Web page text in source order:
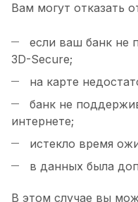
Вам могут отказать
если ваш банк не
3D-Secure;
на карте
банк не
интернете;
истекло время
в данных была
В этом случае вы